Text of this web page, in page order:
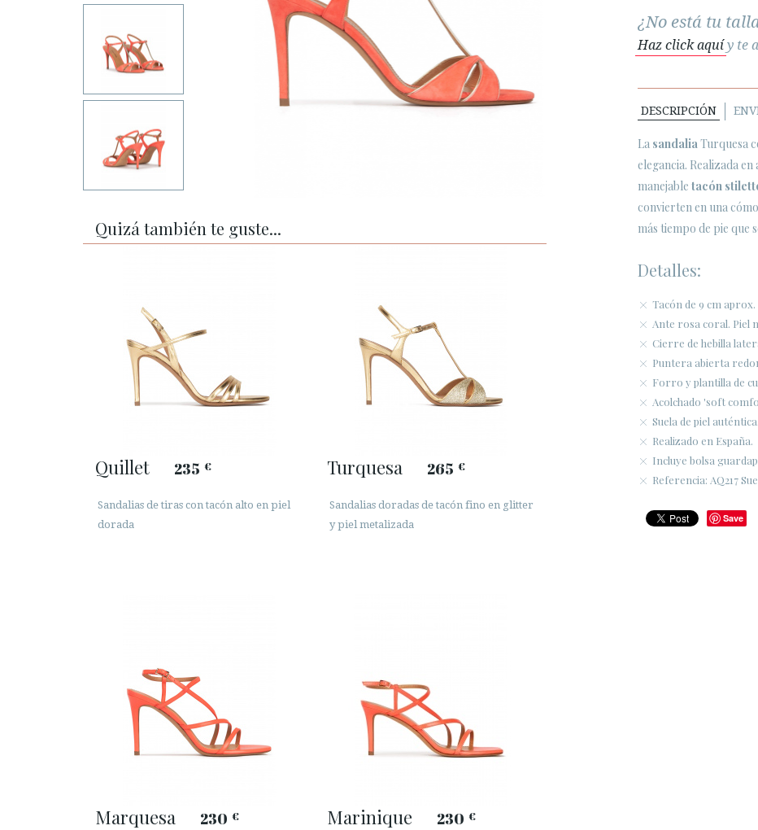
Quizá también te guste...
Quillet 235 €
Sandalias de tiras con tacón alto en piel
dorada
Turquesa 265 €
Sandalias doradas de tacón fino en glitter
y piel metalizada
Marquesa 230 € Marinique 230 €
¿No está tu
Haz click aquíy te
DESCRIPCIÓN
La sandaliaTurquesa
elegancia. Realizada
manejabletacón
convierten en una
más tiempo de pie que
Detalles:
Tacón de 9 cm aprox.
Ante rosa coral. Piel
Cierre de hebilla
Puntera abierta
Forro y plantilla de
Acolchado 'soft
Suela de piel auténtica.
Realizado en España.
Incluye bolsa
Referencia: AQ217
Save